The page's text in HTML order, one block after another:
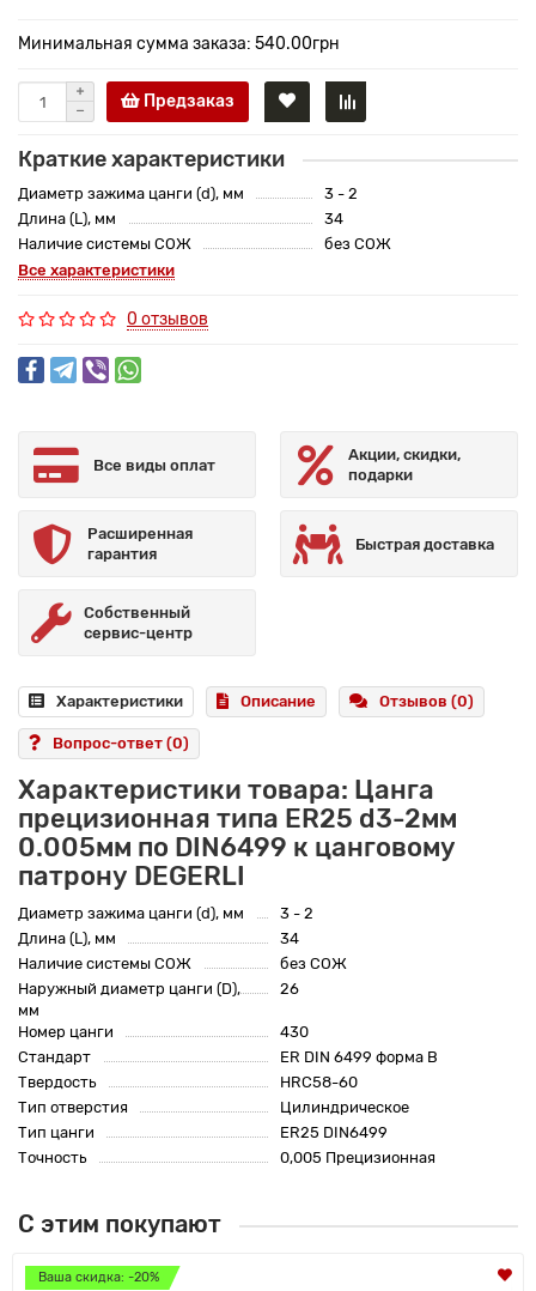
Минимальная сумма заказа: 540.00грн
Предзаказ
Краткие характеристики
Диаметр зажима цанги (d), мм
3 - 2
Длина (L), мм
34
Наличие системы СОЖ
без СОЖ
Все характеристики
0 отзывов
Все виды оплат
Акции, скидки,
подарки
Расширенная
гарантия
Быстрая доставка
Собственный
сервис-центр
Характеристики Описание Отзывов (0)
Вопрос-ответ (0)
Характеристики товара: Цанга
прецизионная типа ER25 d3-2мм
0.005мм по DIN6499 к цанговому
патрону DEGERLI
Диаметр зажима цанги (d), мм
3 - 2
Длина (L), мм
34
Наличие системы СОЖ
без СОЖ
Наружный диаметр цанги (D),
мм
26
Номер цанги
430
Стандарт
ER DIN 6499 форма B
Твердость
HRC58-60
Тип отверстия
Цилиндрическое
Тип цанги
ER25 DIN6499
Точность
0,005 Прецизионная
С этим покупают
Ваша скидка: -20%